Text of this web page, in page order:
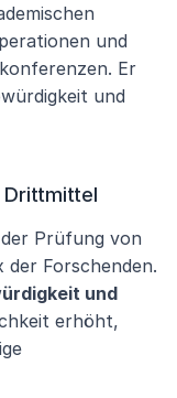
und
Er
und
Drittmittel
Prüfung von
Forschenden.
und
erhöht,